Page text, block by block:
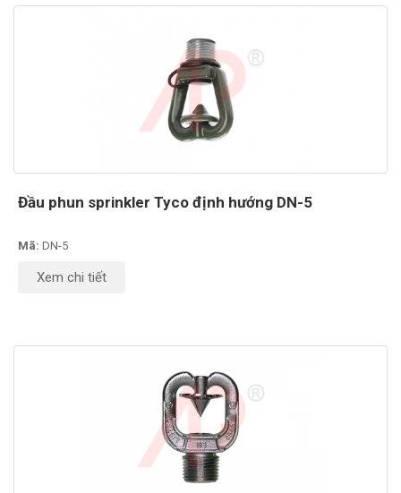
Đầu phun sprinkler Tyco định hướng DN-5
Mã: DN-5
Xem chi tiết